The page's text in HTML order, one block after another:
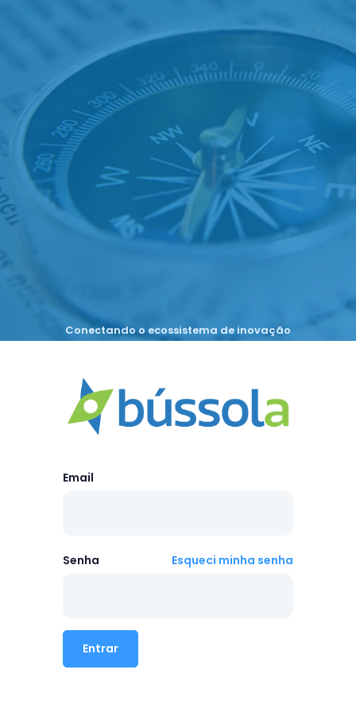
Conectando o ecossistema de inovação
Email
Senha Esqueci minha senha
Entrar